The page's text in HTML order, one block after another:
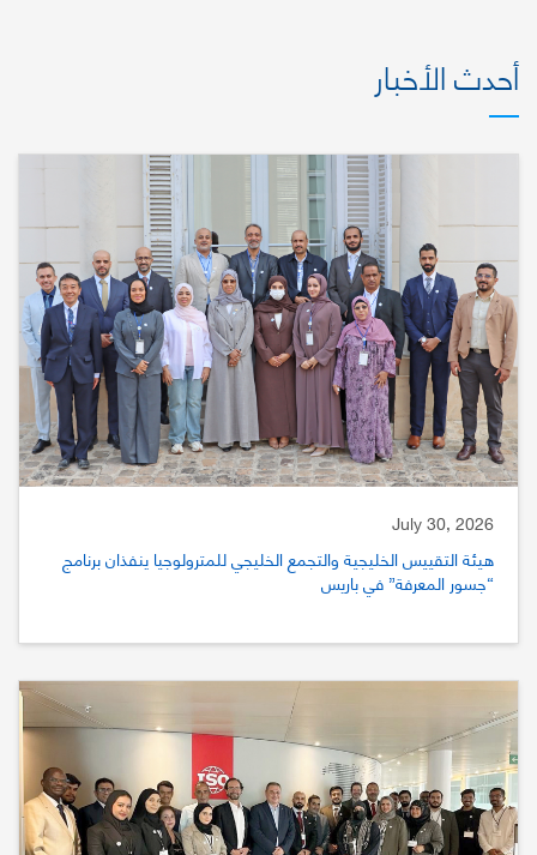
أحدث الأخبار
July 30, 2026
هيئة التقييس الخليجية والتجمع الخليجي للمترولوجيا ينفذان برنامج
“جسور المعرفة” في باريس